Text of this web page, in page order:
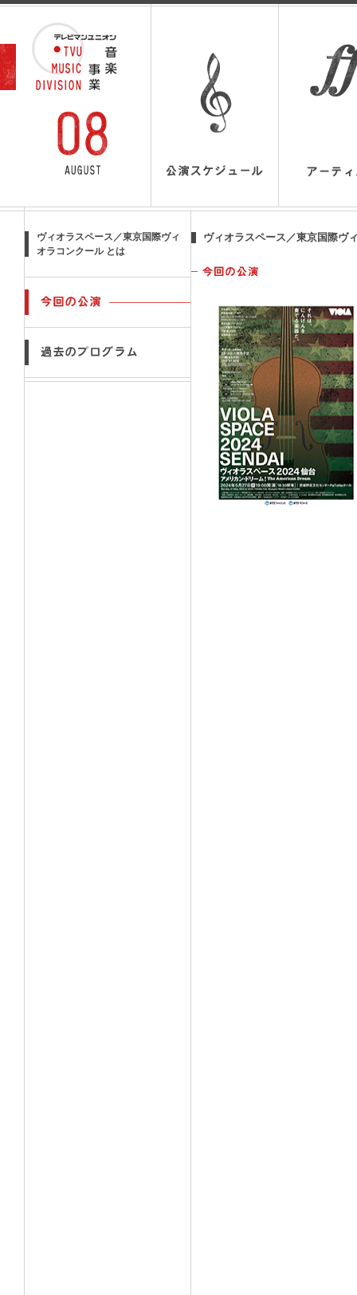
ヴィオラスペース／東京国際ヴ
ヴィオラスペース／東京国際ヴィ
オラコンクール とは